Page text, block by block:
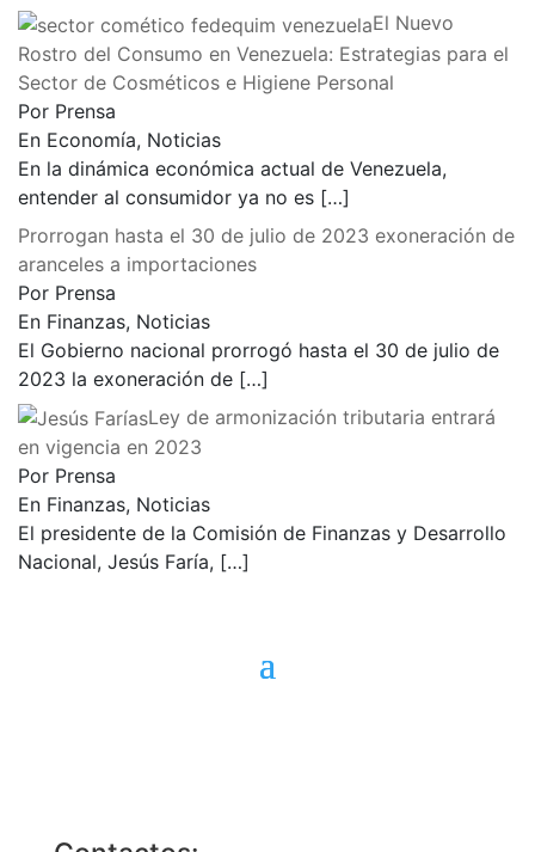
El Nuevo
Rostro del Consumo en Venezuela: Estrategias para el
Sector de Cosméticos e Higiene Personal
Por Prensa
En Economía, Noticias
En la dinámica económica actual de Venezuela,
entender al consumidor ya no es […]
Prorrogan hasta el 30 de julio de 2023 exoneración de
aranceles a importaciones
Por Prensa
En Finanzas, Noticias
El Gobierno nacional prorrogó hasta el 30 de julio de
2023 la exoneración de […]
Ley de armonización tributaria entrará
en vigencia en 2023
Por Prensa
En Finanzas, Noticias
El presidente de la Comisión de Finanzas y Desarrollo
Nacional, Jesús Faría, […]